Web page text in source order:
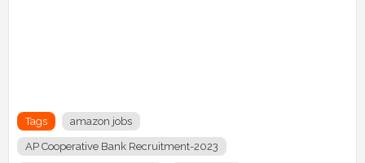
Tags amazon jobs
AP Cooperative Bank Recruitment-2023